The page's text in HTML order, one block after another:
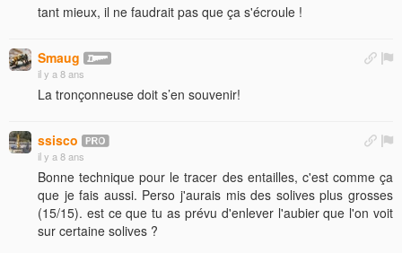
tant mieux, il ne faudrait pas que ça s'écroule !
Smaug
il y a 8 ans
La tronçonneuse doit s’en souvenir!
ssisco
il y a 8 ans
Bonne technique pour le tracer des entailles, c'est comme ça
que je fais aussi. Perso j'aurais mis des solives plus grosses
(15/15). est ce que tu as prévu d'enlever l'aubier que l'on voit
sur certaine solives ?